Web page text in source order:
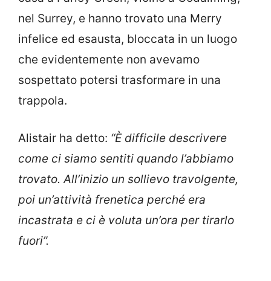
nel Surrey, e hanno trovato una Merry
infelice ed esausta, bloccata in un luogo
che evidentemente non avevamo
sospettato potersi trasformare in una
trappola.
Alistair ha detto: “È difficile descrivere
come ci siamo sentiti quando l’abbiamo
trovato. All’inizio un sollievo travolgente,
poi un’attività frenetica perché era
incastrata e ci è voluta un’ora per tirarlo
fuori”.